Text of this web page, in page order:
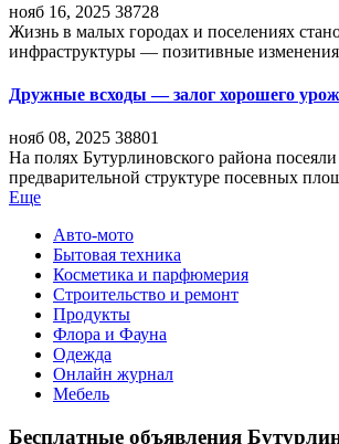
нояб 16, 2025 38728
Жизнь в малых городах и поселениях
инфраструктуры — позитивные
Дружные всходы — залог хорошего
нояб 08, 2025 38801
На полях Бутурлиновского района
предварительной структуре посевных
Еще
Авто-мото
Бытовая техника
Косметика и парфюмерия
Строительство и ремонт
Продукты
Флора и Фауна
Одежда
Онлайн журнал
Мебель
Бесплатные объявления